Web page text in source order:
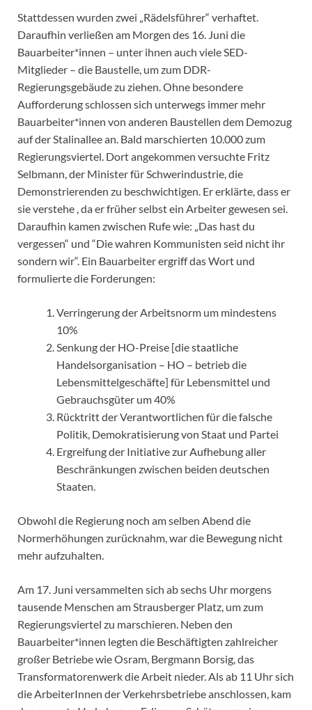
Stattdessen wurden zwei „Rädelsführer“ verhaftet.
Daraufhin verließen am Morgen des 16. Juni die
Bauarbeiter*innen – unter ihnen auch viele SED-
Mitglieder – die Baustelle, um zum DDR-
Regierungsgebäude zu ziehen. Ohne besondere
Aufforderung schlossen sich unterwegs immer mehr
Bauarbeiter*innen von anderen Baustellen dem Demozug
auf der Stalinallee an. Bald marschierten 10.000 zum
Regierungsviertel. Dort angekommen versuchte Fritz
Selbmann, der Minister für Schwerindustrie, die
Demonstrierenden zu beschwichtigen. Er erklärte, dass er
sie verstehe , da er früher selbst ein Arbeiter gewesen sei.
Daraufhin kamen zwischen Rufe wie: „Das hast du
vergessen“ und “Die wahren Kommunisten seid nicht ihr
sondern wir“. Ein Bauarbeiter ergriff das Wort und
formulierte die Forderungen:
Verringerung der Arbeitsnorm um mindestens
10%
Senkung der HO-Preise [die staatliche
Handelsorganisation – HO – betrieb die
Lebensmittelgeschäfte] für Lebensmittel und
Gebrauchsgüter um 40%
Rücktritt der Verantwortlichen für die falsche
Politik, Demokratisierung von Staat und Partei
Ergreifung der Initiative zur Aufhebung aller
Beschränkungen zwischen beiden deutschen
Staaten.
Obwohl die Regierung noch am selben Abend die
Normerhöhungen zurücknahm, war die Bewegung nicht
mehr aufzuhalten.
Am 17. Juni versammelten sich ab sechs Uhr morgens
tausende Menschen am Strausberger Platz, um zum
Regierungsviertel zu marschieren. Neben den
Bauarbeiter*innen legten die Beschäftigten zahlreicher
großer Betriebe wie Osram, Bergmann Borsig, das
Transformatorenwerk die Arbeit nieder. Als ab 11 Uhr sich
die ArbeiterInnen der Verkehrsbetriebe anschlossen, kam